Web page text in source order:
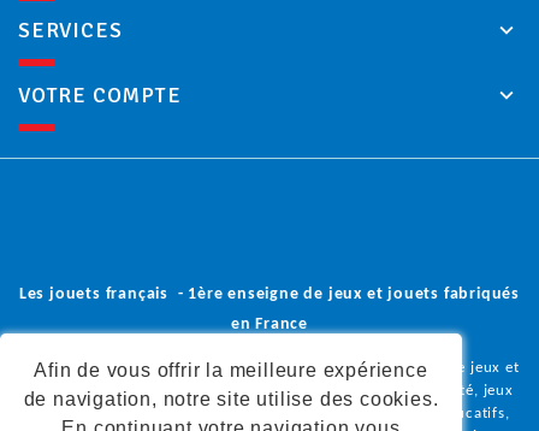
Afin de vous offrir la meilleure expérience
de navigation, notre site utilise des cookies.
SERVICES
VOTRE COMPTE
Les jouets français - 1ère enseigne de jeux et jouets fabriqués
en France
Vous trouverez dans notre boutique en ligne une sélection de jeux et
jouets en bois, peluches et doudous, poupées, jeux de société, jeux
coopératifs, jeux de construction, jeux d'imitation, jeux éducatifs,